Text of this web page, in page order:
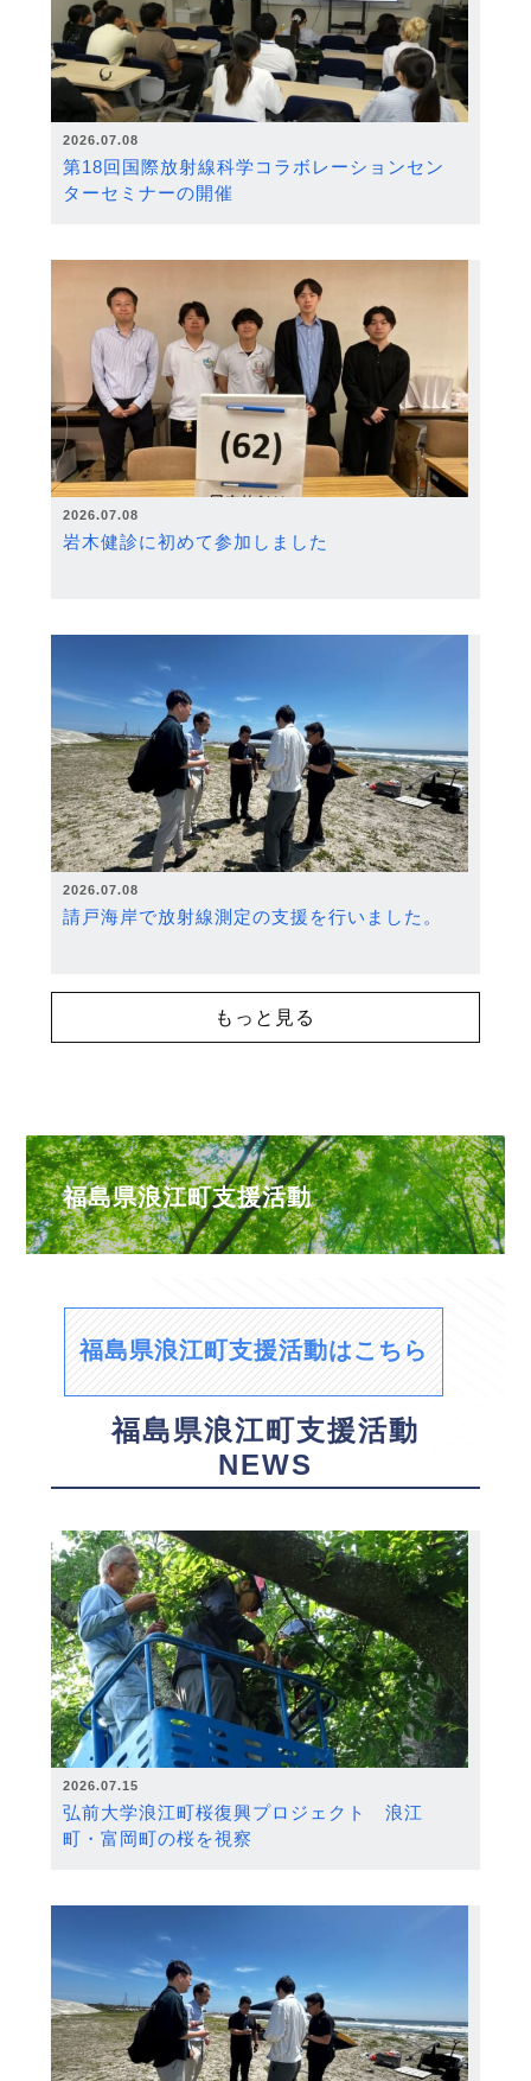
2026.07.08
第18回国際放射線科学コラボレーションセン
ターセミナーの開催
2026.07.08
岩木健診に初めて参加しました
2026.07.08
請戸海岸で放射線測定の支援を行いました。
もっと見る
福島県浪江町支援活動
福島県浪江町支援活動はこちら
福島県浪江町支援活動
NEWS
2026.07.15
弘前大学浪江町桜復興プロジェクト 浪江
町・富岡町の桜を視察